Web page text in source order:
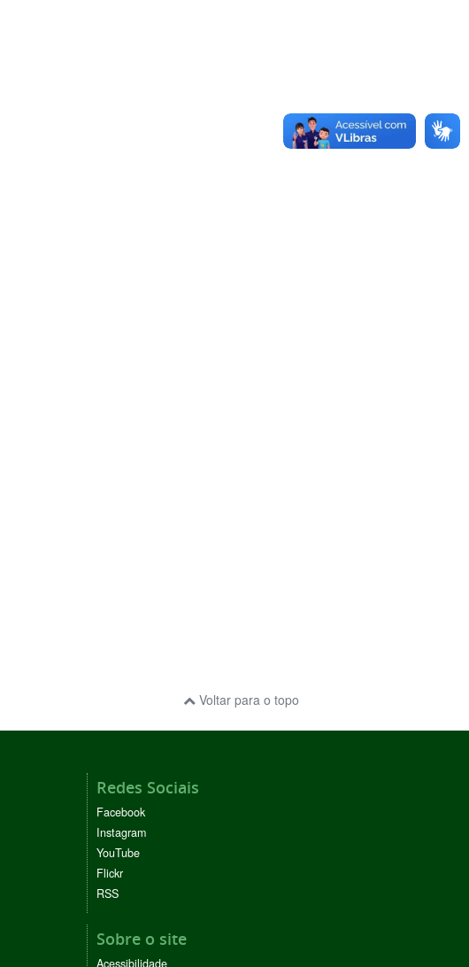
Voltar para o topo
Redes Sociais
Facebook
Instagram
YouTube
Flickr
RSS
Sobre o site